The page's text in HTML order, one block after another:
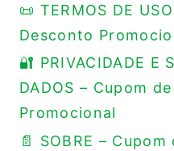
📜 TERMOS DE
Desconto
🔐 PRIVACIDADE E
DADOS – Cupom
Promocional
📄 SOBRE –